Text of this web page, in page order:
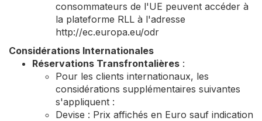
consommateurs de l'UE peuvent accéder à
la plateforme RLL à l'adresse
http://ec.europa.eu/odr
Considérations Internationales
Réservations Transfrontalières :
Pour les clients internationaux, les
considérations supplémentaires suivantes
s'appliquent :
Devise : Prix affichés en Euro sauf indication